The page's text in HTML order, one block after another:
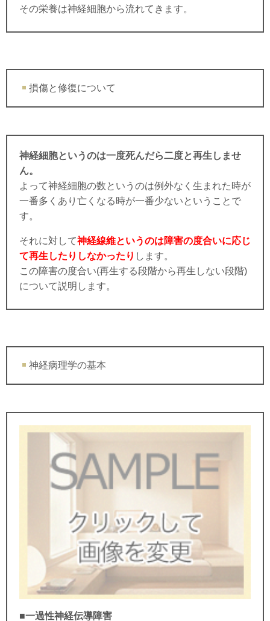
その栄養は神経細胞から流れてきます。
損傷と修復について
神経細胞というのは一度死んだら二度と再生しませ
ん。
よって神経細胞の数というのは例外なく生まれた時が
一番多くあり亡くなる時が一番少ないということで
す。
それに対して神経線維というのは障害の度合いに応じ
て再生したりしなかったり します。
この障害の度合い(再生する段階から再生しない段階)
について説明します。
神経病理学の基本
■一過性神経伝導障害